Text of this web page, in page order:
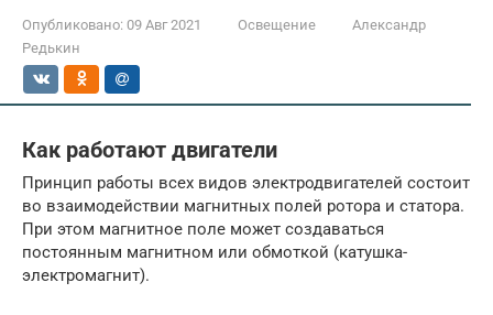
Опубликовано: 09 Авг 2021 Освещение
Александр
Редькин
Как работают двигатели
Принцип работы всех видов электродвигателей состоит
во взаимодействии магнитных полей ротора и статора.
При этом магнитное поле может создаваться
постоянным магнитном или обмоткой (катушка-
электромагнит).